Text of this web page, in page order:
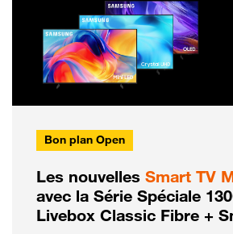
Bon plan Open
Les nouvelles Smart TV
avec la Série Spéciale
Livebox Classic Fibre +